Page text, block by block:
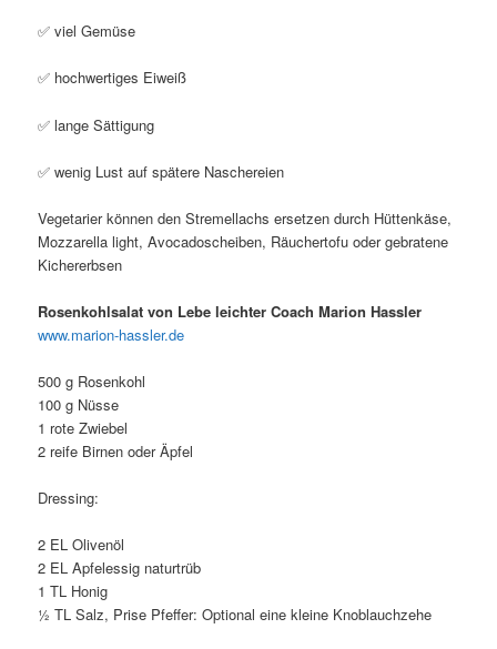
✅ viel Gemüse
✅ hochwertiges Eiweiß
✅ lange Sättigung
✅ wenig Lust auf spätere Naschereien
Vegetarier können den Stremellachs ersetzen durch Hüttenkäse,
Mozzarella light, Avocadoscheiben, Räuchertofu oder gebratene
Kichererbsen
Rosenkohlsalat von Lebe leichter Coach Marion Hassler
www.marion-hassler.de
500 g Rosenkohl
100 g Nüsse
1 rote Zwiebel
2 reife Birnen oder Äpfel
Dressing:
2 EL Olivenöl
2 EL Apfelessig naturtrüb
1 TL Honig
½ TL Salz, Prise Pfeffer: Optional eine kleine Knoblauchzehe